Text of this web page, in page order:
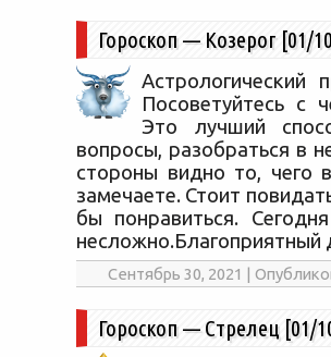
Гороскоп — Козерог [01/
Астрологический
Посоветуйтесь с
Это лучший
вопросы, разобраться в
стороны видно то, чего
замечаете. Стоит
бы понравиться.
Сентябрь 30, 2021 |
Гороскоп — Стрелец [01/